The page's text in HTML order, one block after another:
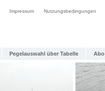
Impressum Nutzungsbedingungen
Pegelauswahl über Tabelle Abo